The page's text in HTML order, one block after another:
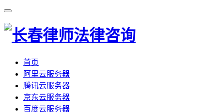
首页
阿里云服务器
腾讯云服务器
京东云服务器
百度云服务器